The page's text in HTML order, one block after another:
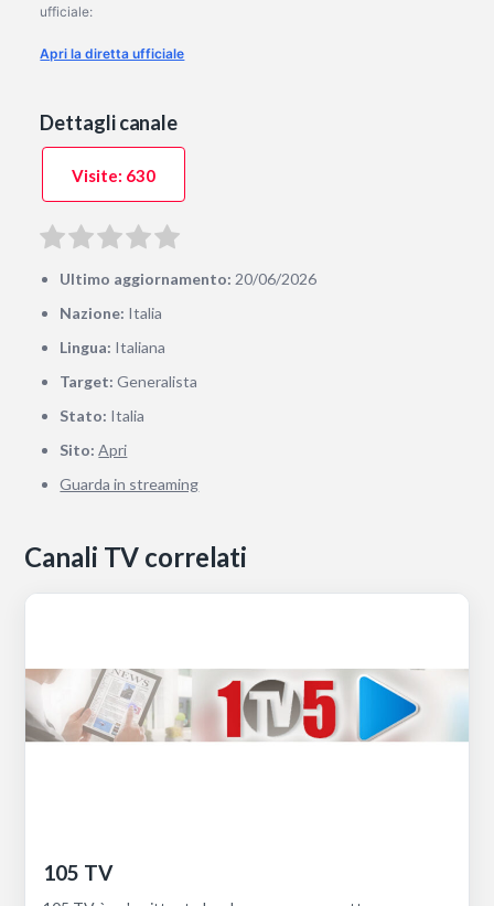
ufficiale:
Apri la diretta ufficiale
Dettagli canale
Visite: 630
Ultimo aggiornamento: 20/06/2026
Nazione: Italia
Lingua: Italiana
Target: Generalista
Stato: Italia
Sito: Apri
Guarda in streaming
Canali TV correlati
105 TV